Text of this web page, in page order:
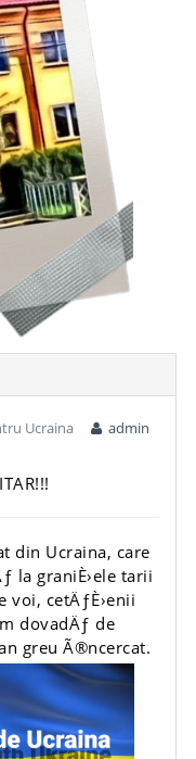
Ucraina admin
din Ucraina, care
la graniÈ›ele tarii
voi, cetÄƒÈ›enii
dovadÄƒ de
greu Ã®ncercat.